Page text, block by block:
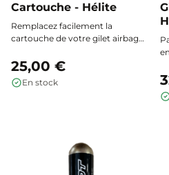
Cartouche - Hélite
Remplacez facilement la
cartouche de votre gilet airbag
chaque déclenchement. Sécurité
optimale garantie avec ce
consommable d’origine, à choisir
25,00 €
En stock